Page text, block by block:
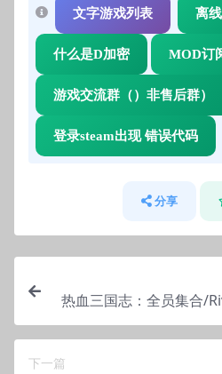
文字游戏列表 离
什么是D加密 MOD订
游戏交流群（）非售后群）
登录steam出现 错误代码
分享
热血三国志：全员集合/
下一篇